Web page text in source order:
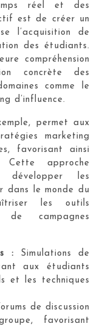
réel et des
est de créer un
l’acquisition de
des étudiants.
compréhension
concrète des
comme le
d’influence.
permet aux
marketing
favorisant ainsi
Cette approche
les
dans le monde du
les outils
campagnes
: Simulations de
aux étudiants
et les techniques
de discussion
favorisant